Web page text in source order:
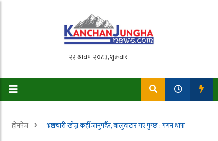
होमपेज भ्रष्टाचारी खोज्न कहीँ जानुपर्दैन, बालुवाटार गए पुग्छ : गगन थापा